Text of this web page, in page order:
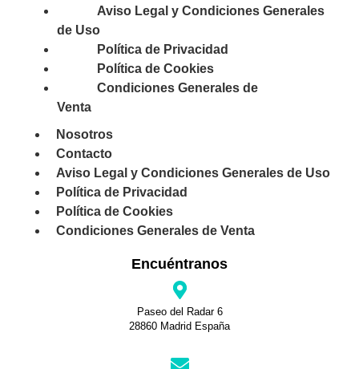
Aviso Legal y Condiciones Generales
de Uso
Política de Privacidad
Política de Cookies
Condiciones Generales de
Venta
Nosotros
Contacto
Aviso Legal y Condiciones Generales de Uso
Política de Privacidad
Política de Cookies
Condiciones Generales de Venta
Encuéntranos
Paseo del Radar 6
28860 Madrid España